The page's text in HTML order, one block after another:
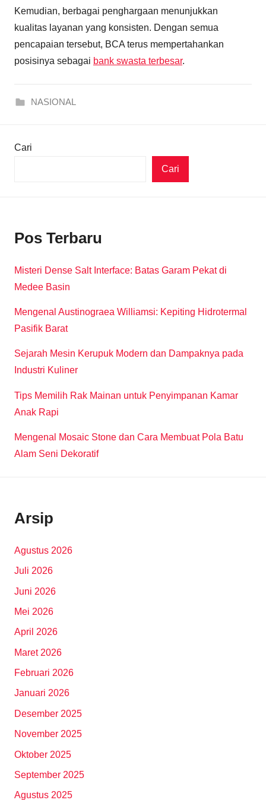
Kemudian, berbagai penghargaan menunjukkan
kualitas layanan yang konsisten. Dengan semua
pencapaian tersebut, BCA terus mempertahankan
posisinya sebagai bank swasta terbesar.
NASIONAL
Cari
Cari
Pos Terbaru
Misteri Dense Salt Interface: Batas Garam Pekat di
Medee Basin
Mengenal Austinograea Williamsi: Kepiting Hidrotermal
Pasifik Barat
Sejarah Mesin Kerupuk Modern dan Dampaknya pada
Industri Kuliner
Tips Memilih Rak Mainan untuk Penyimpanan Kamar
Anak Rapi
Mengenal Mosaic Stone dan Cara Membuat Pola Batu
Alam Seni Dekoratif
Arsip
Agustus 2026
Juli 2026
Juni 2026
Mei 2026
April 2026
Maret 2026
Februari 2026
Januari 2026
Desember 2025
November 2025
Oktober 2025
September 2025
Agustus 2025